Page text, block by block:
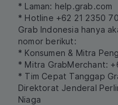
* Laman: help.grab.com
* Hotline +62 21 2350
Grab Indonesia hanya
nomor berikut:
* Konsumen & Mitra
* Mitra GrabMerchant:
* Tim Cepat Tanggap
Direktorat Jenderal
Niaga